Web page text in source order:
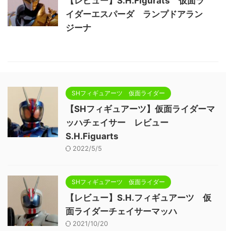
イダーエスパーダ ランプドアラン
ジーナ
SHフィギュアーツ 仮面ライダー
【SHフィギュアーツ】仮面ライダーマ
ッハチェイサー レビュー
S.H.Figuarts
2022/5/5
SHフィギュアーツ 仮面ライダー
【レビュー】S.H.フィギュアーツ 仮
面ライダーチェイサーマッハ
2021/10/20